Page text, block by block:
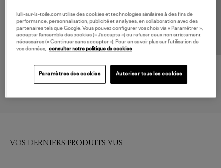
195,00 €
Top Maille Noir Lacets
115,00 €
Top Gora Noir
VOS DERNIERS PRODUITS VUS
lulli-sur-la-toile.com utilise des cookies et technologies similaires à des fins de
performance, personnalisation, publicité et analyses, en collaboration avec des
partenaires tels que Google. Vous pouvez configurer vos choix via « Paramétrer »,
accepter l’ensemble des cookies (« J’accepte ») ou refuser ceux non strictement
nécessaires (« Continuer sans accepter »). Pour en savoir plus sur l’utilisation de
vos données,
consulter notre politique de cookies
Paramètres des cookies Autoriser tous les cookies